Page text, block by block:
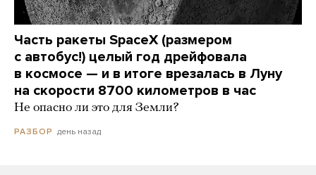
Часть ракеты SpaceX (размером
с автобус!) целый год дрейфовала
в космосе — и в итоге врезалась в Луну
на скорости 8700 километров в час
Не опасно ли это для Земли?
РАЗБОР день назад